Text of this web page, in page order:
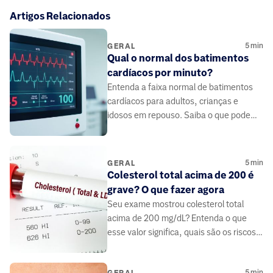
Artigos Relacionados
GERAL 5min
Qual o normal dos batimentos
cardíacos por minuto?
Entenda a faixa normal de batimentos
cardíacos para adultos, crianças e
idosos em repouso. Saiba o que pode
GERAL 5min
Colesterol total acima de 200 é
grave? O que fazer agora
Seu exame mostrou colesterol total
acima de 200 mg/dL? Entenda o que
esse valor significa, quais são os riscos